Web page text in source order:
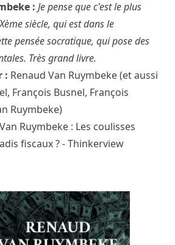
: Je pense que c'est le plus
siècle, qui est dans le
pensée socratique, qui pose des
Très grand livre.
: Renaud Van Ruymbeke(et aussi
, François Busnel, François
Ruymbeke)
Ruymbeke : Les coulisses
fiscaux ? - Thinkerview